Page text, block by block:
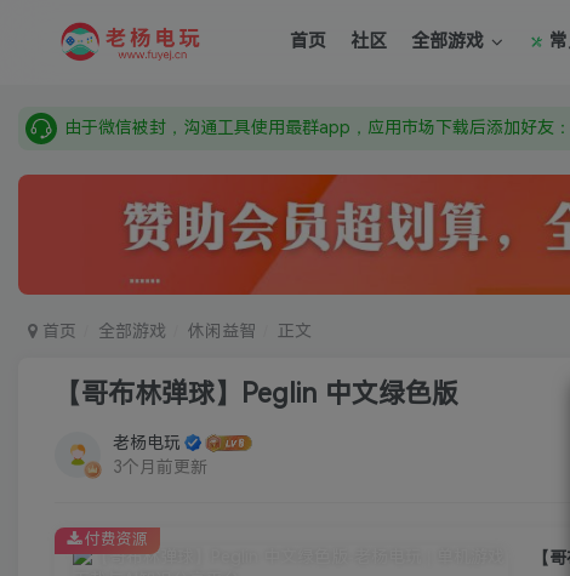
首页 社区 全部游戏
需要什么游戏请联系客服，若链接失效请联系客服，百度网盘边上
本站资源来自网络搜集，如有侵权，请联系删除：fuyej@qq.com
首页 全部游戏 休闲益智 正文
【哥布林弹球】Peglin 中文绿色版
老杨电玩
3个月前更新
【
付费资源